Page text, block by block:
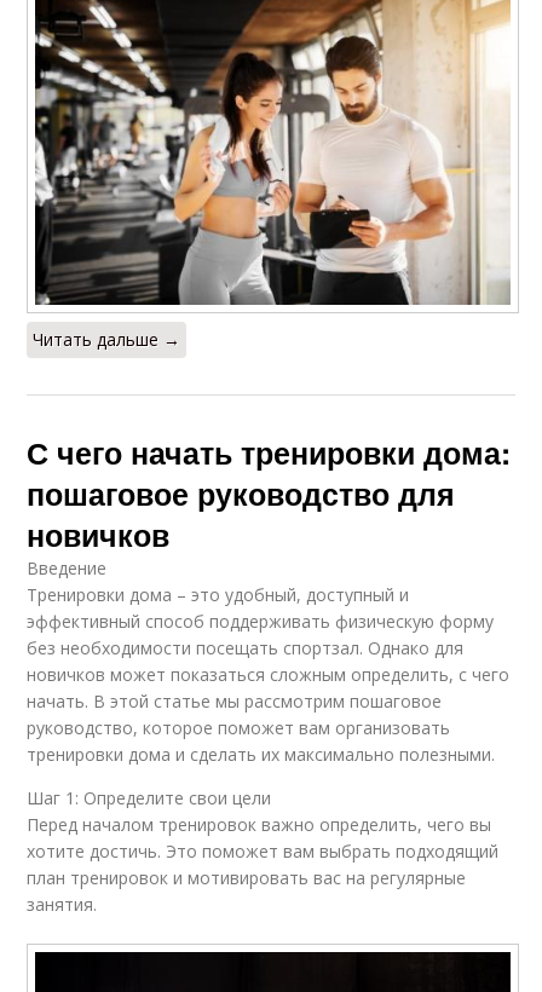
Читать дальше →
С чего начать тренировки дома:
пошаговое руководство для
новичков
Введение
Тренировки дома – это удобный, доступный и
эффективный способ поддерживать физическую форму
без необходимости посещать спортзал. Однако для
новичков может показаться сложным определить, с чего
начать. В этой статье мы рассмотрим пошаговое
руководство, которое поможет вам организовать
тренировки дома и сделать их максимально полезными.
Шаг 1: Определите свои цели
Перед началом тренировок важно определить, чего вы
хотите достичь. Это поможет вам выбрать подходящий
план тренировок и мотивировать вас на регулярные
занятия.